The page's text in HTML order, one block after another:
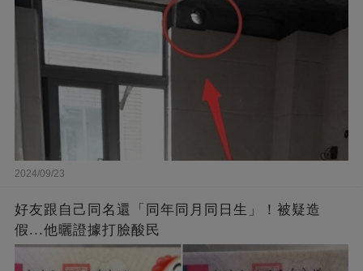
2024/09/23
好友跟自己同名還「同年同月同日生」！被疑造
假...他曬證據打臉酸民